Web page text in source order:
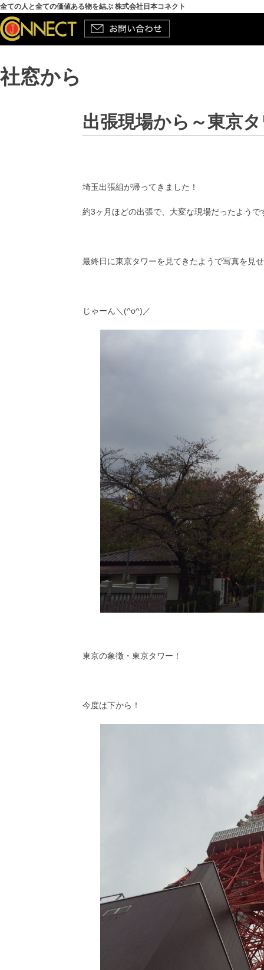
全ての人と全ての価値ある物を結ぶ 株式会社日本コネクト
社窓から
出張現場から～東京
埼玉出張組が帰ってきました！
約3ヶ月ほどの出張で、大変な現場だったよう
最終日に東京タワーを見てきたようで写真を見
じゃーん＼(^o^)／
東京の象徴・東京タワー！
今度は下から！